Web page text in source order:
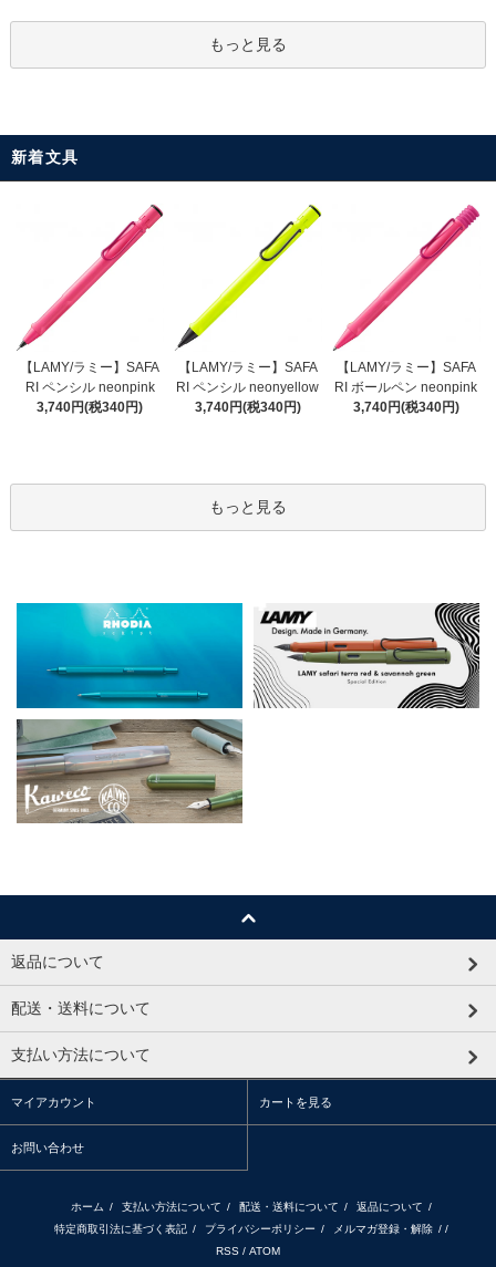
もっと見る
新着文具
【LAMY/ラミー】SAFA
RI ペンシル neonpink
3,740円(税340円)
【LAMY/ラミー】SAFA
RI ペンシル neonyellow
3,740円(税340円)
【LAMY/ラミー】SAFA
RI ボールペン neonpink
3,740円(税340円)
もっと見る
返品について
配送・送料について
支払い方法について
マイアカウント カートを見る
お問い合わせ
ホーム / 支払い方法について / 配送・送料について / 返品について /
特定商取引法に基づく表記 / プライバシーポリシー / メルマガ登録・解除 / /
RSS / ATOM